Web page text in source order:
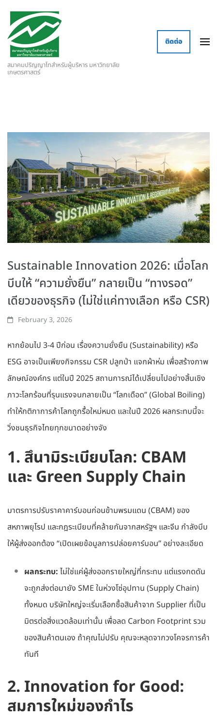
สมาคมปริญญาโทสำหรับผู้บริหาร มหาวิทยาลัย
เกษตรศาสตร์
ติดต่อ
Sustainable Innovation 2026: เมื่อโลก
บีบให้ “ความยั่งยืน” กลายเป็น “ทางรอด”
เดียวของธุรกิจ (ไม่ใช่แค่ทางเลือก หรือ CSR)
February 3, 2026
หากย้อนไป 3-4 ปีก่อน เรื่องความยั่งยืน (Sustainability) หรือ
ESG อาจเป็นเพียงกิจกรรม CSR ปลูกป่า แจกผ้าห่ม เพื่อสร้างภาพ
ลักษณ์องค์กร แต่ในปี 2025 สถานการณ์ได้เปลี่ยนไปอย่างสิ้นเชิง
ภาวะโลกร้อนที่รุนแรงจนกลายเป็น “โลกเดือด” (Global Boiling)
ทำให้กติกาการค้าโลกถูกรื้อใหม่หมด และในปี 2026 ผลกระทบนี้จะ
วิ่งชนธุรกิจไทยทุกขนาดอย่างจัง
1. สึนามิระเบียบโลก: CBAM
และ Green Supply Chain
มาตรการปรับราคาคาร์บอนก่อนข้ามพรมแดน (CBAM) ของ
สหภาพยุโรป และกฎระเบียบที่คล้ายกันจากสหรัฐฯ และจีน กำลังบีบ
ให้ผู้ส่งออกต้อง “เปิดเผยข้อมูลการปล่อยคาร์บอน” อย่างละเอียด
ผลกระทบ: ไม่ใช่แค่ผู้ส่งออกรายใหญ่ที่กระทบ แต่แรงกดดัน
จะถูกส่งต่อมายัง SME ในห่วงโซ่อุปทาน (Supply Chain)
ทั้งหมด บริษัทใหญ่จะเริ่มเลือกซื้อสินค้าจาก Supplier ที่เป็น
มิตรต่อสิ่งแวดล้อมเท่านั้น เพื่อลด Carbon Footprint รวม
ของสินค้าตนเอง ถ้าคุณไม่ปรับ คุณจะหลุดจากวงโคจรการค้า
ทันที
2. Innovation for Good:
สมการใหม่ของกำไร